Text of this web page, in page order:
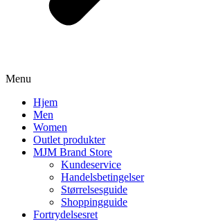
Menu
Hjem
Men
Women
Outlet produkter
MJM Brand Store
Kundeservice
Handelsbetingelser
Størrelsesguide
Shoppingguide
Fortrydelsesret